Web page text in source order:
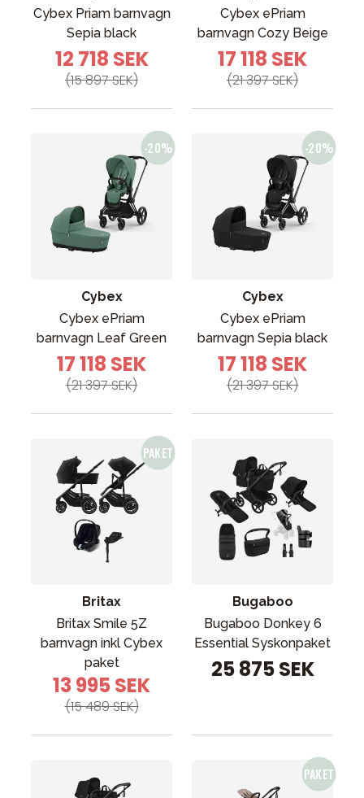
Cybex Priam barnvagn
Sepia black
12 718 SEK
(15 897 SEK)
Cybex ePriam
barnvagn Cozy Beige
17 118 SEK
(21 397 SEK)
Cybex
Cybex ePriam
barnvagn Leaf Green
17 118 SEK
(21 397 SEK)
Cybex
Cybex ePriam
barnvagn Sepia black
17 118 SEK
(21 397 SEK)
Britax
Britax Smile 5Z
barnvagn inkl Cybex
paket
13 995 SEK
(15 489 SEK)
Bugaboo
Bugaboo Donkey 6
Essential Syskonpaket
25 875 SEK